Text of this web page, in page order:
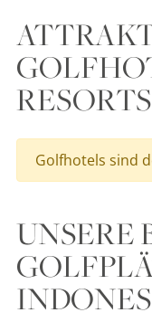
Golfhotels sind
UNSERE